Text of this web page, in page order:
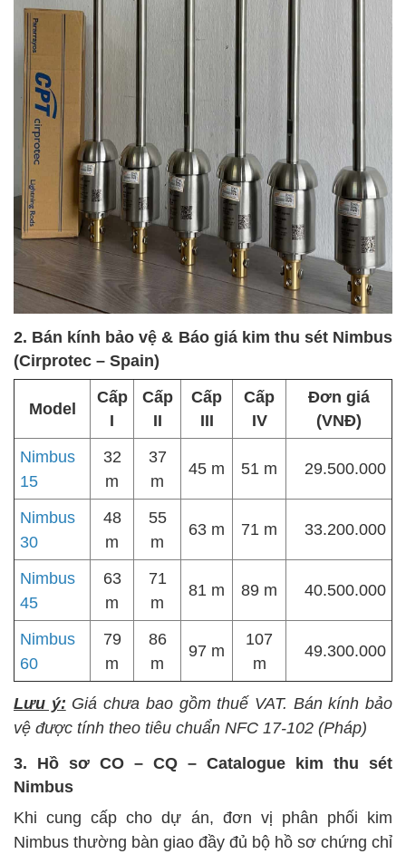
2. Bán kính bảo vệ & Báo giá kim thu sét Nimbus
(Cirprotec – Spain)
Model
Cấp
I
Cấp
II
Cấp
III
Cấp
IV
Đơn giá
(VNĐ)
Nimbus
15
32
m
37
m
45 m 51 m 29.500.000
Nimbus
30
48
m
55
m
63 m 71 m 33.200.000
Nimbus
45
63
m
71
m
81 m 89 m 40.500.000
Nimbus
60
79
m
86
m
97 m
107
m
49.300.000
Lưu ý: Giá chưa bao gồm thuế VAT. Bán kính bảo
vệ được tính theo tiêu chuẩn NFC 17-102 (Pháp)
3. Hồ sơ CO – CQ – Catalogue kim thu sét
Nimbus
Khi cung cấp cho dự án, đơn vị phân phối kim
Nimbus thường bàn giao đầy đủ bộ hồ sơ chứng chỉ